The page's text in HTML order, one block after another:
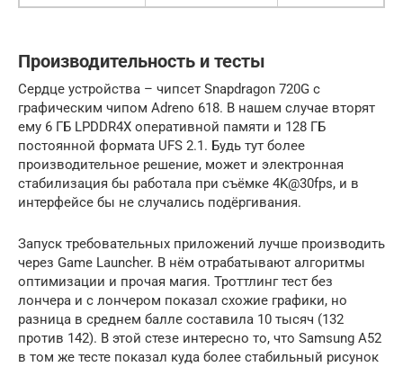
Производительность и тесты
Сердце устройства – чипсет Snapdragon 720G с
графическим чипом Adreno 618. В нашем случае вторят
ему 6 ГБ LPDDR4X оперативной памяти и 128 ГБ
постоянной формата UFS 2.1. Будь тут более
производительное решение, может и электронная
стабилизация бы работала при съёмке 4K@30fps, и в
интерфейсе бы не случались подёргивания.
Запуск требовательных приложений лучше производить
через Game Launcher. В нём отрабатывают алгоритмы
оптимизации и прочая магия. Троттлинг тест без
лончера и с лончером показал схожие графики, но
разница в среднем балле составила 10 тысяч (132
против 142). В этой стезе интересно то, что Samsung A52
в том же тесте показал куда более стабильный рисунок